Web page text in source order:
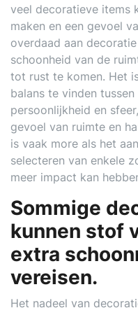
veel decoratieve items
maken en een gevoel
overdaad aan
schoonheid van de
tot rust te komen. Het
balans te vinden
persoonlijkheid en
gevoel van ruimte en
is vaak more als het
selecteren van enkele
meer impact kan
Sommige
kunnen stof
extra
vereisen.
Het nadeel van